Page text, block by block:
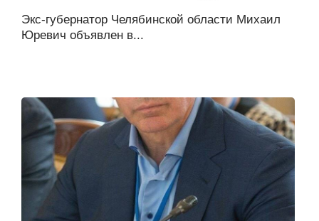
Экс-губернатор Челябинской области Михаил
Юревич объявлен в...